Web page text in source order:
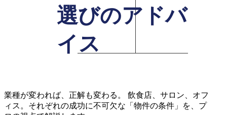
選びのアドバ
イス
業種が変われば、正解も変わる。 飲食店、サロン、オフ
ィス。それぞれの成功に不可欠な「物件の条件」を、プ